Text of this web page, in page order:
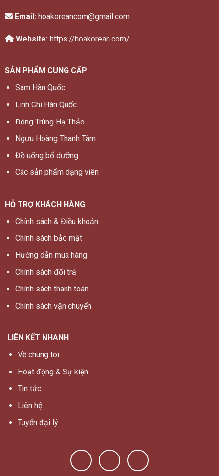
Email: hoakoreancom@gmail.com
Website: https://hoakorean.com/
SẢN PHẨM CUNG CẤP
Sâm Hàn Quốc
Linh Chi Hàn Quốc
Đông Trùng Hạ Thảo
Ngưu Hoàng Thanh Tâm
Đồ uống bổ dưỡng
Các sản phẩm dạng viên
HỖ TRỢ KHÁCH HÀNG
Chính sách & Điều khoản
Chính sách bảo mật
Hướng dẫn mua hàng
Chính sách đổi trả
Chính sách thanh toán
Chính sách vận chuyển
LIÊN KẾT NHANH
Về chúng tôi
Hoạt động & Sự kiện
Tin tức
Liên hệ
Tuyển đại lý